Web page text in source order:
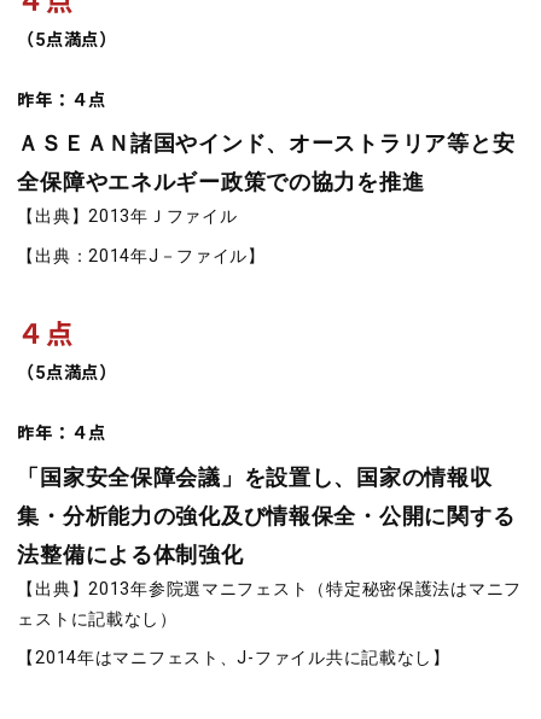
（5点満点）
昨年：４点
ＡＳＥＡＮ諸国やインド、オーストラリア等と安
全保障やエネルギー政策での協力を推進
【出典】2013年Ｊファイル
【出典：2014年J－ファイル】
４点
（5点満点）
昨年：４点
「国家安全保障会議」を設置し、国家の情報収
集・分析能力の強化及び情報保全・公開に関する
法整備による体制強化
【出典】2013年参院選マニフェスト（特定秘密保護法はマニフ
ェストに記載なし）
【2014年はマニフェスト、J-ファイル共に記載なし】